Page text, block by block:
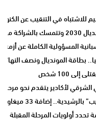
المسؤولية الكاملة عن أزمة
بطاقة المونديال ونصف
100 شخص
لأكادير يتقدم نحو مرحلة
ميغاوات إلى الشبكة الوطنية